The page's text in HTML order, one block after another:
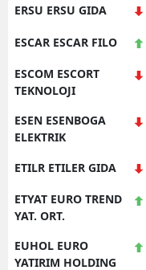
ERSU ERSU GIDA
ESCAR ESCAR FILO
ESCOM ESCORT
TEKNOLOJI
ESEN ESENBOGA
ELEKTRIK
ETILR ETILER GIDA
ETYAT EURO TREND
YAT. ORT.
EUHOL EURO
YATIRIM HOLDING